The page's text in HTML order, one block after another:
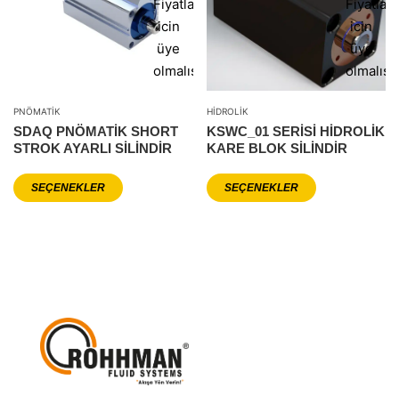
Fiyatlar
icin
üye
olmalısınız
PNÖMATIK
SDAQ PNÖMATIK SHORT
STROK AYARLI SILINDIR
SEÇENEKLER
Fiyatlar
icin
üye
HIDROLIK
KSWC_01 SERİSİ HİDROLİK
KARE BLOK SİLİNDİR
SEÇENEKLER